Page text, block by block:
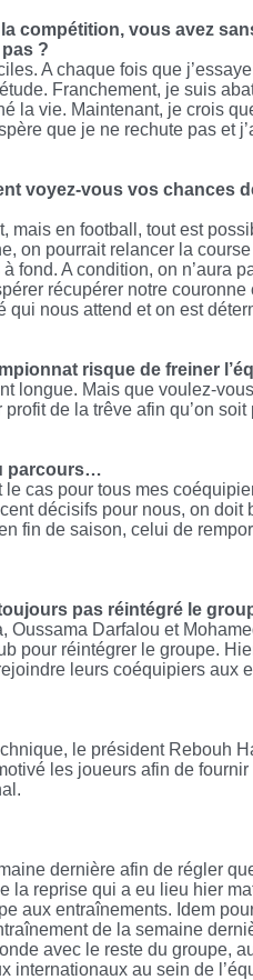
compétition, vous avez
?
A chaque fois que
Franchement, je suis
la vie. Maintenant, je crois
que je ne rechute pas et
voyez-vous vos chances
mais en football, tout est
on pourrait relancer la
A condition, on n’aura
récupérer notre
nous attend et on est
risque de freiner
longue. Mais que voulez-
de la trêve afin qu’on
parcours…
cas pour tous mes
décisifs pour nous, on doit
fin de saison, celui de
pas réintégré le
Darfalou et
pour réintégrer le groupe.
leurs coéquipiers aux
le président Rebouh
les joueurs afin de fournir
dernière afin de régler
la reprise qui a eu lieu hier
aux entraînements. Idem
de la semaine
avec le reste du groupe,
internationaux au sein de